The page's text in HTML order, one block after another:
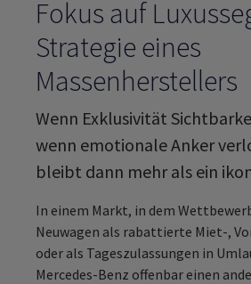
Fokus auf
Strategie eines
Massenherstellers
Wenn Exklusivität
wenn emotionale Anker
bleibt dann mehr als ein
In einem Markt, in dem
Neuwagen als rabattierte Miet-,
oder als Tageszulassungen in
Mercedes-Benz offenbar einen